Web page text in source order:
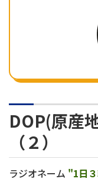
DOP(原産
（２）
ラジオネーム "1日